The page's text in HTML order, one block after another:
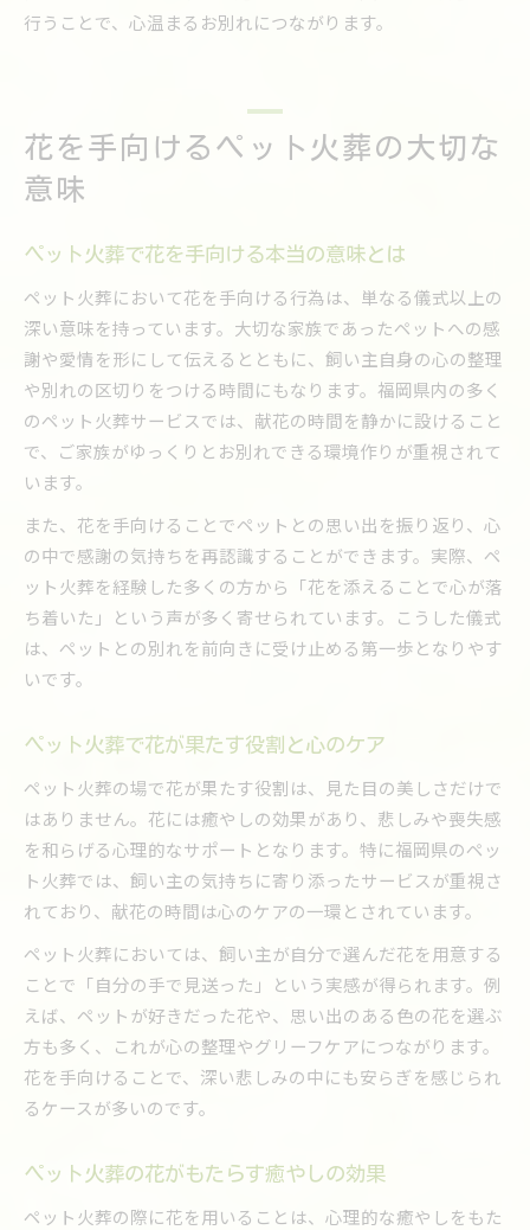
行うことで、心温まるお別れにつながります。
花を手向けるペット火葬の大切な
意味
ペット火葬で花を手向ける本当の意味とは
ペット火葬において花を手向ける行為は、単なる儀式以上の
深い意味を持っています。大切な家族であったペットへの感
謝や愛情を形にして伝えるとともに、飼い主自身の心の整理
や別れの区切りをつける時間にもなります。福岡県内の多く
のペット火葬サービスでは、献花の時間を静かに設けること
で、ご家族がゆっくりとお別れできる環境作りが重視されて
います。
また、花を手向けることでペットとの思い出を振り返り、心
の中で感謝の気持ちを再認識することができます。実際、ペ
ット火葬を経験した多くの方から「花を添えることで心が落
ち着いた」という声が多く寄せられています。こうした儀式
は、ペットとの別れを前向きに受け止める第一歩となりやす
いです。
ペット火葬で花が果たす役割と心のケア
ペット火葬の場で花が果たす役割は、見た目の美しさだけで
はありません。花には癒やしの効果があり、悲しみや喪失感
を和らげる心理的なサポートとなります。特に福岡県のペッ
ト火葬では、飼い主の気持ちに寄り添ったサービスが重視さ
れており、献花の時間は心のケアの一環とされています。
ペット火葬においては、飼い主が自分で選んだ花を用意する
ことで「自分の手で見送った」という実感が得られます。例
えば、ペットが好きだった花や、思い出のある色の花を選ぶ
方も多く、これが心の整理やグリーフケアにつながります。
花を手向けることで、深い悲しみの中にも安らぎを感じられ
るケースが多いのです。
ペット火葬の花がもたらす癒やしの効果
ペット火葬の際に花を用いることは、心理的な癒やしをもた